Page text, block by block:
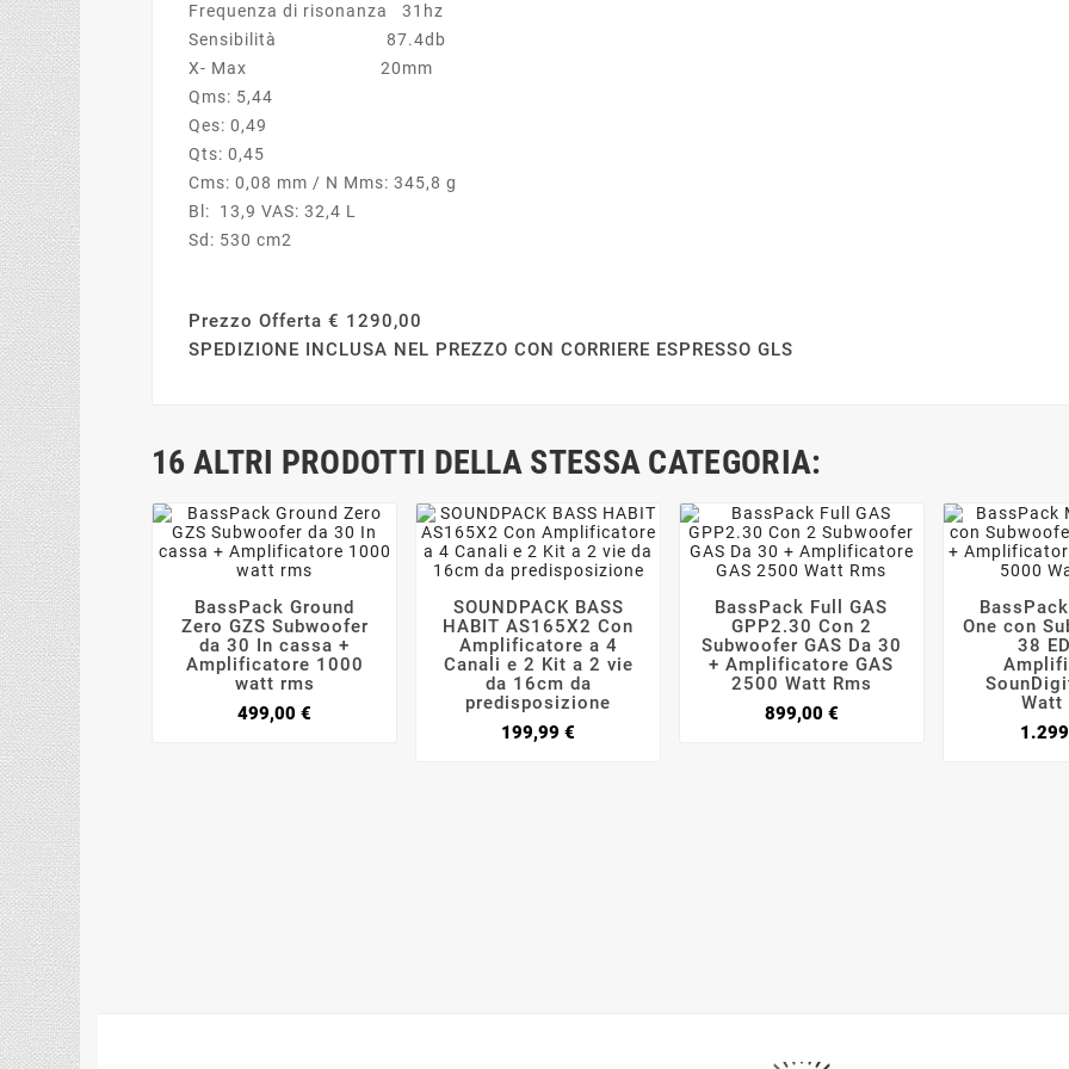
Frequenza di risonanza 31hz
Sensibilità 87.4db
X- Max 20mm
Qms: 5,44
Qes: 0,49
Qts: 0,45
Cms: 0,08 mm / N Mms: 345,8 g
Bl: 13,9 VAS: 32,4 L
Sd: 530 cm2
Prezzo Offerta € 1290,00
SPEDIZIONE INCLUSA NEL PREZZO CON CORRIERE ESPRESSO GLS
16 ALTRI PRODOTTI DELLA STESSA CATEGORIA:
  
BassPack Ground
Zero GZS Subwoofer
da 30 In cassa +
Amplificatore 1000
watt rms
499,00 €
  
SOUNDPACK BASS
HABIT AS165X2 Con
Amplificatore a 4
Canali e 2 Kit a 2 vie
da 16cm da
predisposizione
199,99 €
  
BassPack Full GAS
GPP2.30 Con 2
Subwoofer GAS Da 30
+ Amplificatore GAS
2500 Watt Rms
899,00 €Prezzo

One con
38
Watt